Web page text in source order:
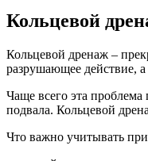
Кольцевой
Кольцевой дренаж –
разрушающее действие,
Чаще всего эта проблема
подвала. Кольцевой
Что важно учитывать